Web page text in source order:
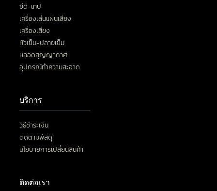
ซีดี-เทป
เครื่องเล่นแผ่นเสียง
เครื่องเสียง
หัวเข็ม-ปลายเข็ม
หลอดสุญญากาศ
อุปกรณ์ทำความสะอาด
บริการ
วิธีชำระเงิน
ติดตามพัสดุ
นโยบายการเปลี่ยนสินค้า
ติดต่อเรา